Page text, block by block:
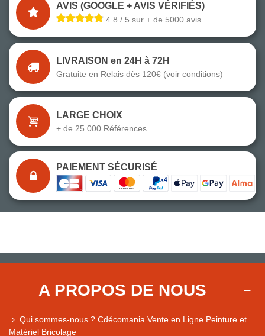
AVIS (GOOGLE + AVIS VÉRIFIÉS)
4.8 / 5 sur + de 5000 avis
LIVRAISON en 24H à 72H
Gratuite en Relais dès 120€ (voir conditions)
LARGE CHOIX
+ de 25 000 Références
PAIEMENT SÉCURISÉ
A PROPOS DE NOUS
Qui sommes-nous ? Cdécomania Vente en Ligne Peinture et
Matériel Bricolage